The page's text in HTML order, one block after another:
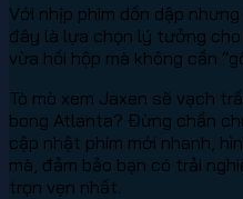
Với nhịp phim dồn dập
đây là lựa chọn lý tưởng
vừa hồi hộp mà không cần
Tò mò xem Jaxen sẽ vạch
bong Atlanta? Đừng chần
cập nhật phim mới nhanh,
mà, đảm bảo bạn có trải
trọn vẹn nhất.